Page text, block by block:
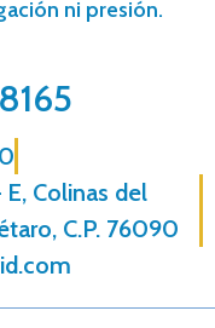
ni presión.
Colinas del
C.P. 76090